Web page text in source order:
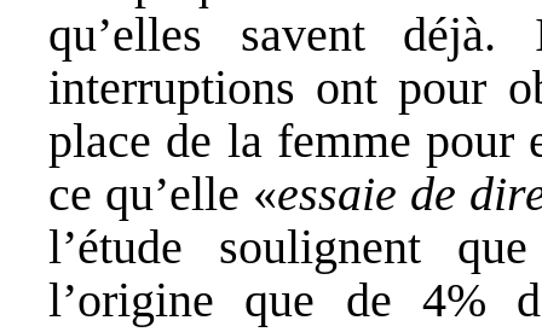
qu’elles savent déjà.
interruptions ont pour
place de la femme pour
ce qu’elle «essaie de
l’étude soulignent
l’origine que de 4%